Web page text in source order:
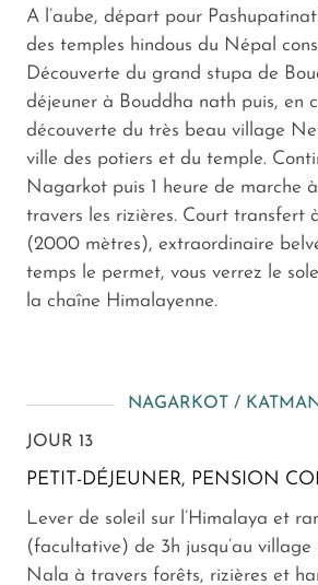
A l’aube, départ pour
des temples hindous du Népal
Découverte du grand stupa de
déjeuner à Bouddha nath puis, en
découverte du très beau village
ville des potiers et du temple.
Nagarkot puis 1 heure de marche
travers les rizières. Court transfert
(2000 mètres), extraordinaire
temps le permet, vous verrez le
la chaîne Himalayenne.
NAGARKOT /
JOUR 13
PETIT-DÉJEUNER, PENSION
Lever de soleil sur l’Himalaya et
(facultative) de 3h jusqu’au village
Nala à travers forêts, rizières et